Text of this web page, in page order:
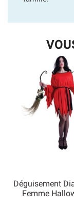
Déguisement
Femme